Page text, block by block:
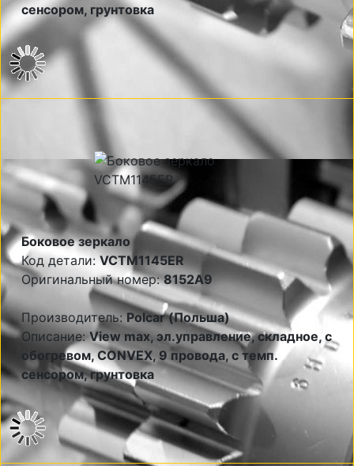
сенсором, грунтовка
Боковое зеркало
Код детали:VCTM1145ER
Оригинальный номер:8152A9
Производитель:Polcar (Польша)
Описание:View max, эл.управление, складное, с
обогревом, CONVEX, 9 провода, с темп.
сенсором, грунтовка